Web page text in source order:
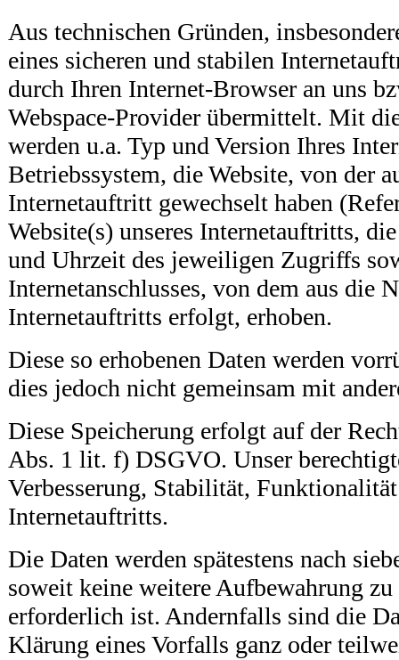
Aus technischen Gründen,
eines sicheren und stabilen
durch Ihren Internet-Browser an uns
Webspace-Provider übermittelt. Mit
werden u.a. Typ und Version Ihres
Betriebssystem, die Website, von der
Internetauftritt gewechselt haben
Website(s) unseres Internetauftritts,
und Uhrzeit des jeweiligen Zugriffs
Internetanschlusses, von dem aus die
Internetauftritts erfolgt, erhoben.
Diese so erhobenen Daten werden
dies jedoch nicht gemeinsam mit
Diese Speicherung erfolgt auf der
Abs. 1 lit. f) DSGVO. Unser
Verbesserung, Stabilität,
Internetauftritts.
Die Daten werden spätestens nach
soweit keine weitere Aufbewahrung
erforderlich ist. Andernfalls sind die
Klärung eines Vorfalls ganz oder